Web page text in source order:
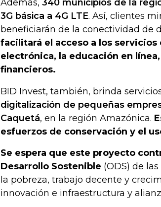
Además, 340 municipios de la
3G básica a 4G LTE. Así, clientes
beneficiarán de la conectividad de
facilitará el acceso a los servicios
electrónica, la educación en
financieros.
BID Invest, también, brinda
digitalización de pequeñas
Caquetá, en la región Amazónica.
esfuerzos de conservación y el
Se espera que este proyecto
Desarrollo Sostenible (ODS) de
la pobreza, trabajo decente y
innovación e infraestructura y